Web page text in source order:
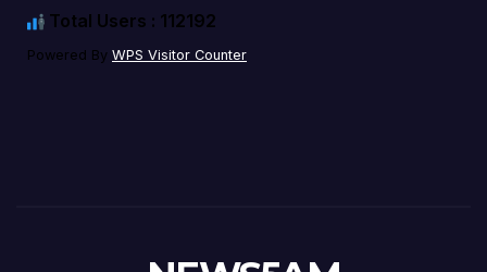
Total Users : 112192
Powered By WPS Visitor Counter